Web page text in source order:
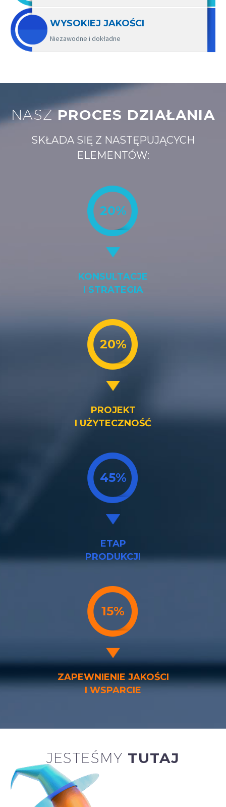
WYSOKIEJ JAKOŚCI
Niezawodne i dokładne
NASZPROCES DZIAŁANIA
SKŁADA SIĘ Z NASTĘPUJĄCYCH
ELEMENTÓW:
20%
KONSULTACJE
I STRATEGIA
20%
PROJEKT
I UŻYTECZNOŚĆ
45%
ETAP
PRODUKCJI
15%
ZAPEWNIENIE JAKOŚCI
I WSPARCIE
JESTEŚMY TUTAJ